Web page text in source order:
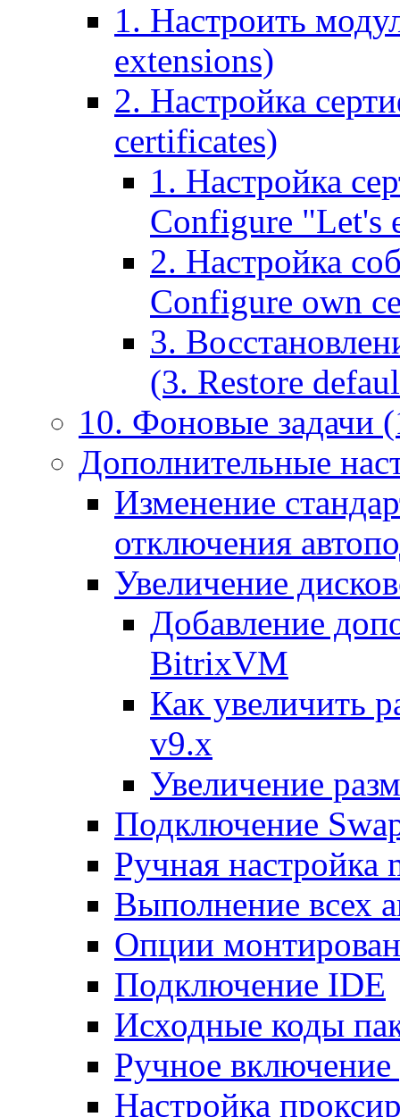
1. Настроить
extensions)
2. Настройка
certificates)
1. Настройка
Configure "Let's
2. Настройка
Configure own
3.
(3. Restore
10. Фоновые задачи
Дополнительные
Изменение
отключения
Увеличение
Добавление
BitrixVM
Как увеличить
v9.x
Увеличение
Подключение
Ручная настройка
Выполнение всех
Опции
Подключение IDE
Исходные коды
Ручное
Настройка